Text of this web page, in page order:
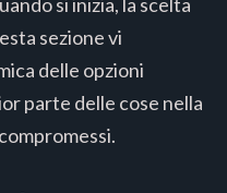
sezione vi
delle opzioni
parte delle cose nella